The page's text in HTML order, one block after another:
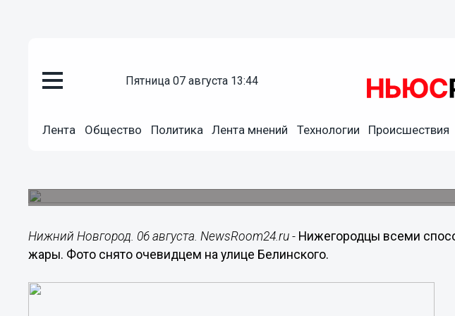
пятница 07 августа 13:44
Лента Общество Политика Лента мнений Технологии Происшествия
06.08.201417:44
Нижний Новгород. 06 августа. NewsRoom24.ru - Нижегородцы всеми
жары. Фото снято очевидцем на улице Белинского.